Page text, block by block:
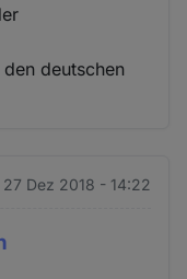
deutschen
27 Dez 2018 - 14:22